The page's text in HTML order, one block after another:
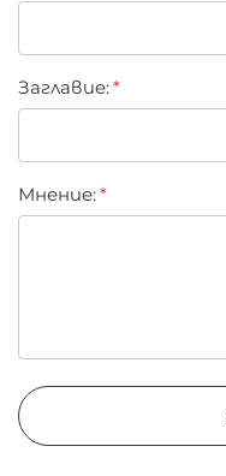
Заглавиe:
Мнение: